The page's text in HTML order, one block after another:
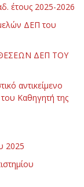
έτους 2025-2026
ΔΕΠ του
ΔΕΠ ΤΟΥ
αντικείμενο
Καθηγητή της
2025